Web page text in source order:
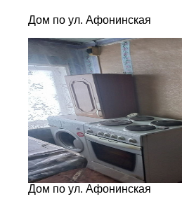
Дом по ул. Афонинская
Дом по ул. Афонинская